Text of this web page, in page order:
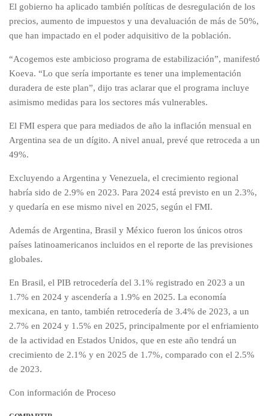
El gobierno ha aplicado también políticas de desregulación de los
precios, aumento de impuestos y una devaluación de más de 50%,
que han impactado en el poder adquisitivo de la población.
“Acogemos este ambicioso programa de estabilización”, manifestó
Koeva. “Lo que sería importante es tener una implementación
duradera de este plan”, dijo tras aclarar que el programa incluye
asimismo medidas para los sectores más vulnerables.
El FMI espera que para mediados de año la inflación mensual en
Argentina sea de un dígito. A nivel anual, prevé que retroceda a un
49%.
Excluyendo a Argentina y Venezuela, el crecimiento regional
habría sido de 2.9% en 2023. Para 2024 está previsto en un 2.3%,
y quedaría en ese mismo nivel en 2025, según el FMI.
Además de Argentina, Brasil y México fueron los únicos otros
países latinoamericanos incluidos en el reporte de las previsiones
globales.
En Brasil, el PIB retrocedería del 3.1% registrado en 2023 a un
1.7% en 2024 y ascendería a 1.9% en 2025. La economía
mexicana, en tanto, también retrocedería de 3.4% de 2023, a un
2.7% en 2024 y 1.5% en 2025, principalmente por el enfriamiento
de la actividad en Estados Unidos, que en este año tendrá un
crecimiento de 2.1% y en 2025 de 1.7%, comparado con el 2.5%
de 2023.
Con información de Proceso